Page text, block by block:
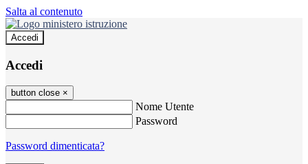
Salta al contenuto
Accedi
Accedi
button close ×
Nome Utente
Password
Password dimenticata?